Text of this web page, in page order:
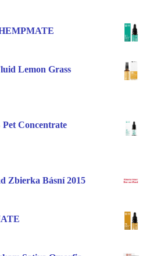
Lemon Grass
Concentrate
Zbierka Básní 2015